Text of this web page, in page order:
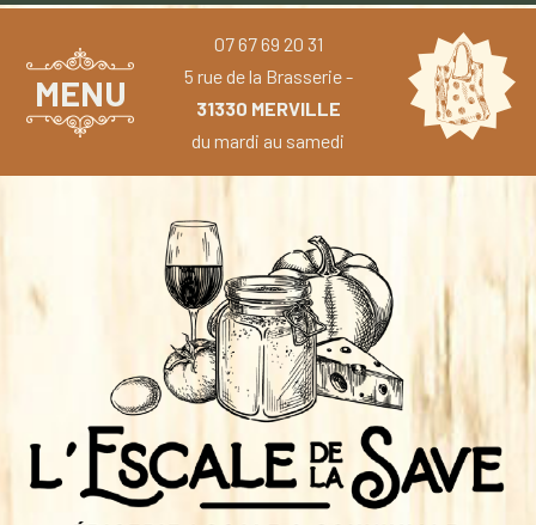
MENU
07 67 69 20 31
5 rue de la Brasserie -
31330 MERVILLE
du mardi au samedi